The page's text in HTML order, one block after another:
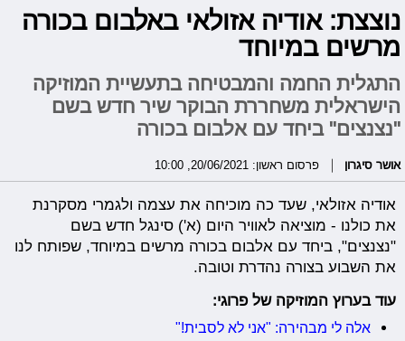
נוצצת: אודיה אזולאי באלבום בכורה
מרשים במיוחד
התגלית החמה והמבטיחה בתעשיית המוזיקה
הישראלית משחררת הבוקר שיר חדש בשם
"נצנצים" ביחד עם אלבום בכורה
אושר סיגרון פרסום ראשון: 20/06/2021, 10:00
אודיה אזולאי, שעד כה מוכיחה את עצמה ולגמרי מסקרנת
את כולנו - מוציאה לאוויר היום (א') סינגל חדש בשם
"נצנצים", ביחד עם אלבום בכורה מרשים במיוחד, שפותח לנו
את השבוע בצורה נהדרת וטובה.
עוד בערוץ המוזיקה של פרוגי:
אלה לי מבהירה: "אני לא לסבית!"